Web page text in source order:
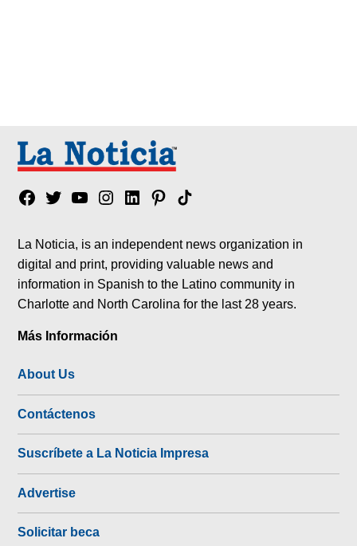
Facebook
TwitterYouTubeInstagram
LinkedinPinterest
Tik
La Noticia, is an independent news organization in
digital and print, providing valuable news and
information in Spanish to the Latino community in
Charlotte and North Carolina for the last 28 years.
Más Información
About Us
Contáctenos
Suscríbete a La Noticia Impresa
Advertise
Solicitar beca